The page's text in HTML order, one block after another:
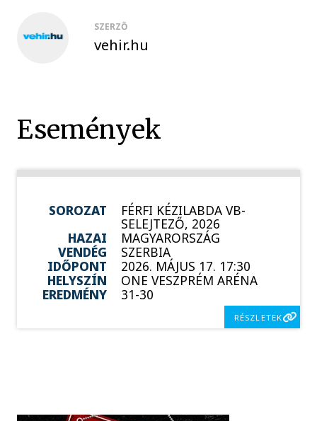
SZERZŐ
vehir.hu
Események
SOROZAT FÉRFI KÉZILABDA VB-
SELEJTEZŐ, 2026
HAZAI
MAGYARORSZÁG
VENDÉG
SZERBIA
IDŐPONT
2026. MÁJUS 17. 17:30
HELYSZÍN
ONE VESZPRÉM ARÉNA
EREDMÉNY
31-30
RÉSZLETEK